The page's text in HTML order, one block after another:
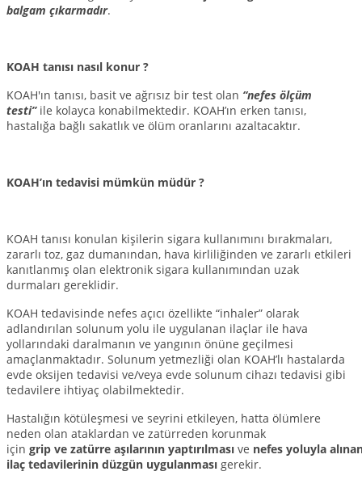
balgam çıkarmadır.
KOAH tanısı nasıl konur ?
KOAH'ın tanısı, basit ve ağrısız bir test olan “nefes ölçüm
testi”ile kolayca konabilmektedir. KOAH’ın erken tanısı,
hastalığa bağlı sakatlık ve ölüm oranlarını azaltacaktır.
KOAH’ın tedavisi mümkün müdür ?
KOAH tanısı konulan kişilerin sigara kullanımını bırakmaları,
zararlı toz, gaz dumanından, hava kirliliğinden ve zararlı etkileri
kanıtlanmış olan elektronik sigara kullanımından uzak
durmaları gereklidir.
KOAH tedavisinde nefes açıcı özellikte “inhaler” olarak
adlandırılan solunum yolu ile uygulanan ilaçlar ile hava
yollarındaki daralmanın ve yangının önüne geçilmesi
amaçlanmaktadır. Solunum yetmezliği olan KOAH’lı hastalarda
evde oksijen tedavisi ve/veya evde solunum cihazı tedavisi gibi
tedavilere ihtiyaç olabilmektedir.
Hastalığın kötüleşmesi ve seyrini etkileyen, hatta ölümlere
neden olan ataklardan ve zatürreden korunmak
için grip ve zatürre aşılarının yaptırılması ve nefes yoluyla
ilaç tedavilerinin düzgün uygulanması gerekir.